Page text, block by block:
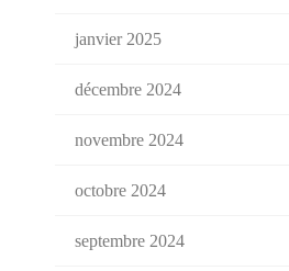
janvier 2025
décembre 2024
novembre 2024
octobre 2024
septembre 2024